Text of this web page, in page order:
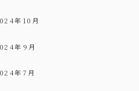
年10月
年9月
年7月